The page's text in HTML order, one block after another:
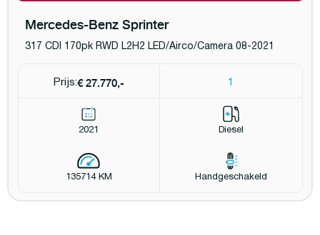
Mercedes-Benz Sprinter
317 CDI 170pk RWD L2H2 LED/Airco/Camera 08-2021
Prijs:€ 27.770,- 1
2021 Diesel
135714 KM Handgeschakeld